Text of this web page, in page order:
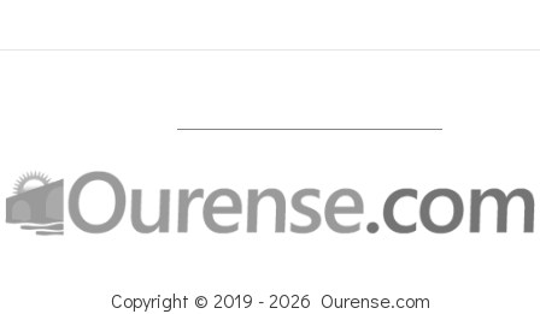
Copyright © 2019 - 2026 Ourense.com